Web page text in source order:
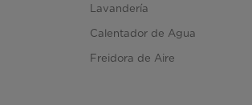
Lavandería
Calentador de Agua
Freidora de Aire